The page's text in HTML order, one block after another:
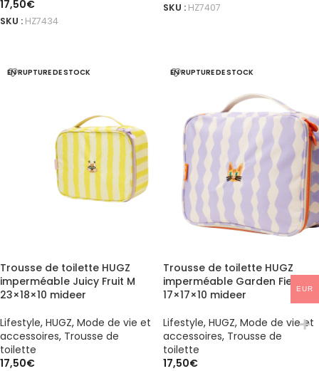
17,50€
SKU : HZ7434
SKU : HZ7407
EN RUPTURE DE STOCK
Trousse de toilette HUGZ
imperméable Juicy Fruit M
23×18×10 mideer
Lifestyle, HUGZ, Mode de vie et
accessoires, Trousse de
toilette
17,50€
EN RUPTURE DE STOCK
Trousse de toilette HUGZ
imperméable Garden Field
17×17×10 mideer
Lifestyle, HUGZ, Mode de vie et
accessoires, Trousse de
toilette
17,50€
EUR